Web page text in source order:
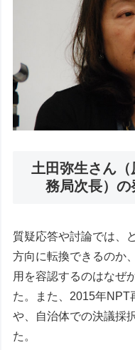
土田弥生さん
務局次長）の
質疑応答や討論では、
方向に転換できるのか
用を容認するのはなぜ
た。また、2015年NPT
や、自治体での決議採
た。